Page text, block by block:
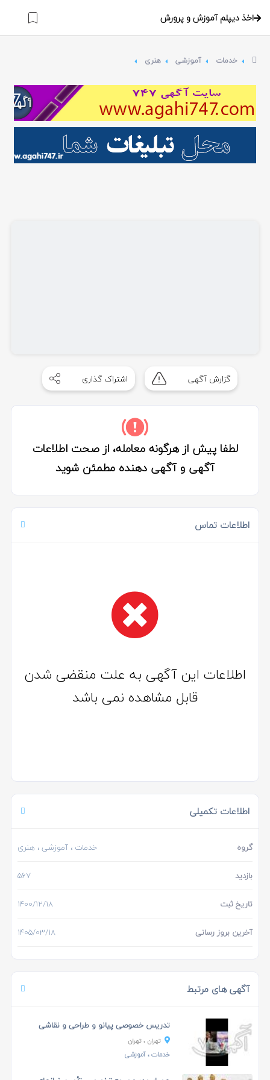
اخذ دیپلم آموزش و پرورش
خدمات آموزشی هنری
گزارش آگهی اشتراک گذاری
لطفا پیش از هرگونه معامله، از صحت اطلاعات
آگهی و آگهی دهنده مطمئن شوید
اطلاعات تماس
اطلاعات این آگهی به علت منقضی شدن
قابل مشاهده نمی باشد
اطلاعات تکمیلی
گروه خدمات ،آموزشی، هنری
بازدید 567
تاریخ ثبت 1400/12/18
آخرین بروز رسانی 1405/03/18
آگهی های مرتبط
تدریس خصوصی پیانو و طراحی و نقاشی
تهران، تهران
خدمات،آموزشی